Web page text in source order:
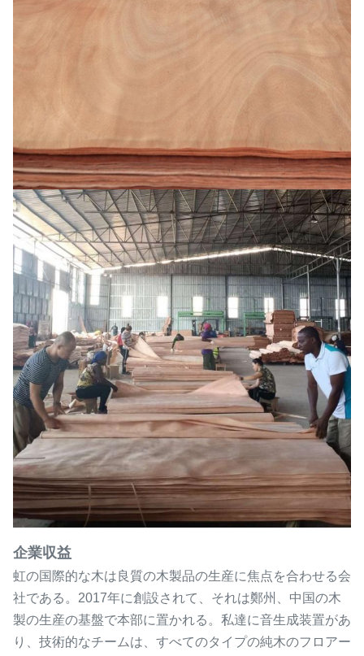
企業収益
虹の国際的な木は良質の木製品の生産に焦点を合わせる会
社である。2017年に創設されて、それは鄭州、中国の木
製の生産の基盤で本部に置かれる。私達に音生成装置があ
り、技術的なチームは、すべてのタイプの純木のフロアー